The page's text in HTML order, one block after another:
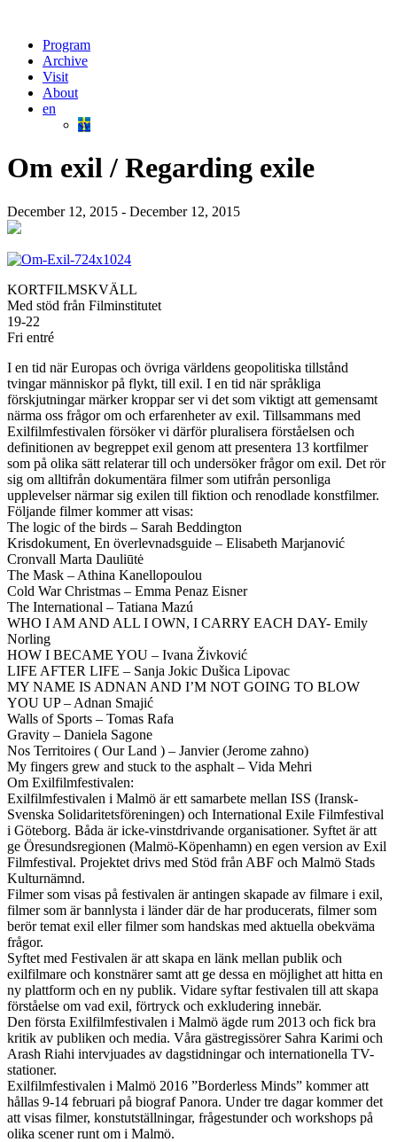
Program
Archive
Visit
About
en
sv
Om exil / Regarding exile
December 12, 2015 - December 12, 2015
KORTFILMSKVÄLL
Med stöd från Filminstitutet
19-22
Fri entré
I en tid när Europas och övriga världens geopolitiska tillstånd
tvingar människor på flykt, till exil. I en tid när språkliga
förskjutningar märker kroppar ser vi det som viktigt att gemensamt
närma oss frågor om och erfarenheter av exil. Tillsammans med
Exilfilmfestivalen försöker vi därför pluralisera förståelsen och
definitionen av begreppet exil genom att presentera 13 kortfilmer
som på olika sätt relaterar till och undersöker frågor om exil. Det rör
sig om alltifrån dokumentära filmer som utifrån personliga
upplevelser närmar sig exilen till fiktion och renodlade konstfilmer.
Följande filmer kommer att visas:
The logic of the birds – Sarah Beddington
Krisdokument, En överlevnadsguide – Elisabeth Marjanović
Cronvall Marta Dauliūtė
The Mask – Athina Kanellopoulou
Cold War Christmas – Emma Penaz Eisner
The International – Tatiana Mazú
WHO I AM AND ALL I OWN, I CARRY EACH DAY- Emily
Norling
HOW I BECAME YOU – Ivana Živković
LIFE AFTER LIFE – Sanja Jokic Dušica Lipovac
MY NAME IS ADNAN AND I’M NOT GOING TO BLOW
YOU UP – Adnan Smajić
Walls of Sports – Tomas Rafa
Gravity – Daniela Sagone
Nos Territoires ( Our Land ) – Janvier (Jerome zahno)
My fingers grew and stuck to the asphalt – Vida Mehri
Om Exilfilmfestivalen:
Exilfilmfestivalen i Malmö är ett samarbete mellan ISS (Iransk-
Svenska Solidaritetsföreningen) och International Exile Filmfestival
i Göteborg. Båda är icke-vinstdrivande organisationer. Syftet är att
ge Öresundsregionen (Malmö-Köpenhamn) en egen version av Exil
Filmfestival. Projektet drivs med Stöd från ABF och Malmö Stads
Kulturnämnd.
Filmer som visas på festivalen är antingen skapade av filmare i exil,
filmer som är bannlysta i länder där de har producerats, filmer som
berör temat exil eller filmer som handskas med aktuella obekväma
frågor.
Syftet med Festivalen är att skapa en länk mellan publik och
exilfilmare och konstnärer samt att ge dessa en möjlighet att hitta en
ny plattform och en ny publik. Vidare syftar festivalen till att skapa
förståelse om vad exil, förtryck och exkludering innebär.
Den första Exilfilmfestivalen i Malmö ägde rum 2013 och fick bra
kritik av publiken och media. Våra gästregissörer Sahra Karimi och
Arash Riahi intervjuades av dagstidningar och internationella TV-
stationer.
Exilfilmfestivalen i Malmö 2016 ”Borderless Minds” kommer att
hållas 9-14 februari på biograf Panora. Under tre dagar kommer det
att visas filmer, konstutställningar, frågestunder och workshops på
olika scener runt om i Malmö.